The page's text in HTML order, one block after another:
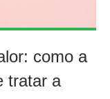
como a
tratar a